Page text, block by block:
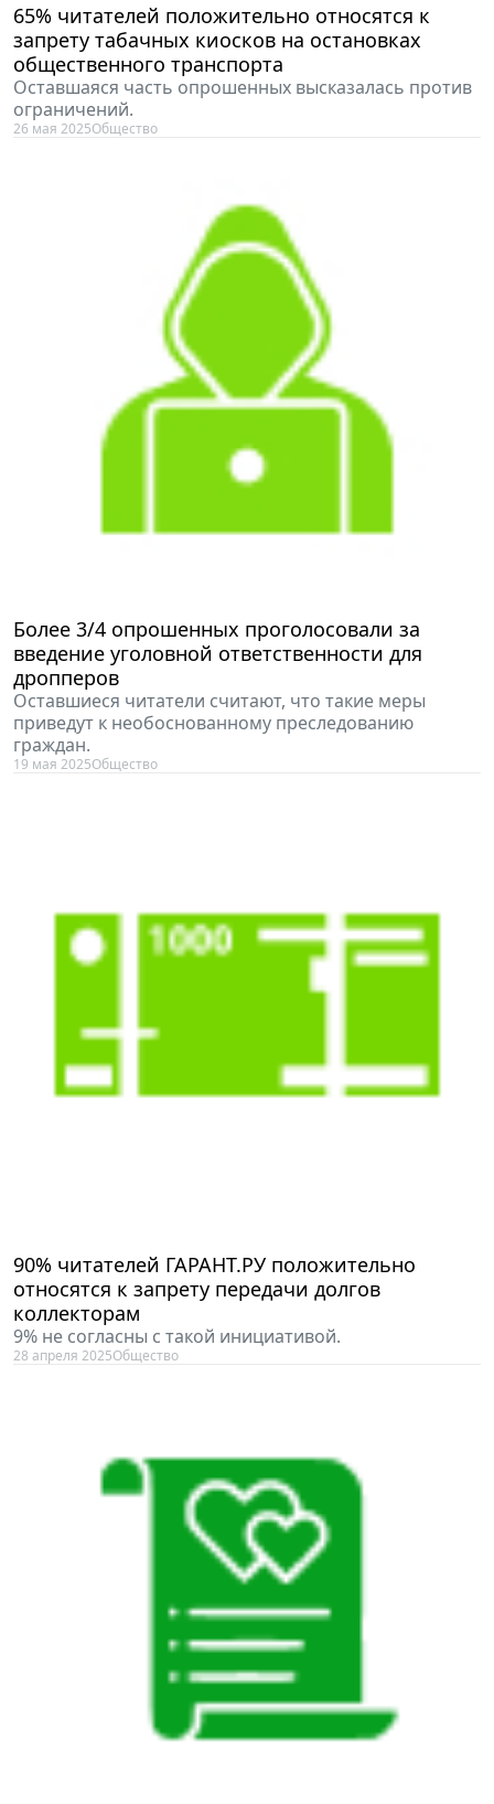
65% читателей положительно относятся к
запрету табачных киосков на остановках
общественного транспорта
Оставшаяся часть опрошенных высказалась против
ограничений.
26 мая 2025Общество
Более 3/4 опрошенных проголосовали за
введение уголовной ответственности для
дропперов
Оставшиеся читатели считают, что такие меры
приведут к необоснованному преследованию
граждан.
19 мая 2025Общество
90% читателей ГАРАНТ.РУ положительно
относятся к запрету передачи долгов
коллекторам
9% не согласны с такой инициативой.
28 апреля 2025Общество